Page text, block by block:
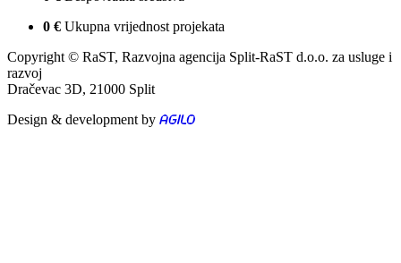
0 € Ukupna vrijednost projekata
Copyright © RaST, Razvojna agencija Split-RaST d.o.o. za usluge i
razvoj
Dračevac 3D, 21000 Split
Design & development by